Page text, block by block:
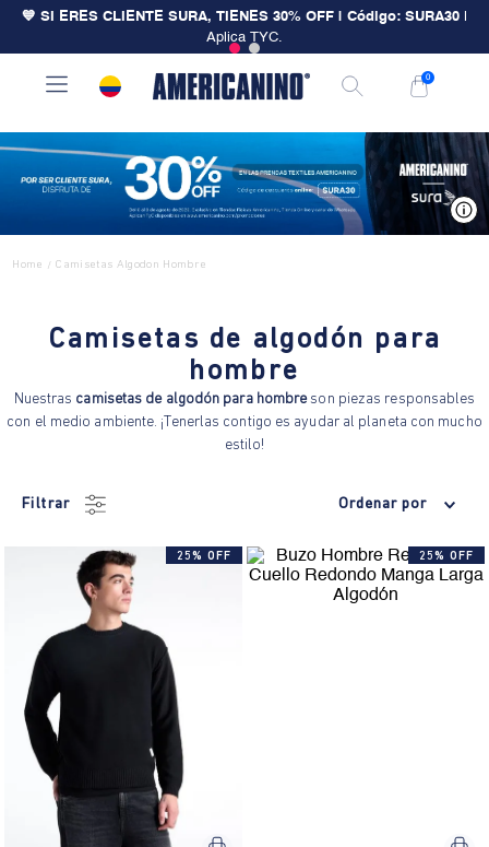
💙 SI ERES CLIENTE SURA, TIENES 30% OFF | Código: SURA30
Aplica TYC.
0
Home / Camisetas Algodon Hombre
Camisetas de algodón para
hombre
Nuestras camisetas de algodón para hombreson piezas responsables
con el medio ambiente. ¡Tenerlas contigo es ayudar al planeta con mucho
estilo!
Filtrar Ordenar por
25% OFF 25% OFF